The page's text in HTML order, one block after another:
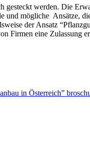
gesteckt werden. Die
mögliche Ansätze,
der Ansatz
Firmen eine Zulassung
in Österreich”